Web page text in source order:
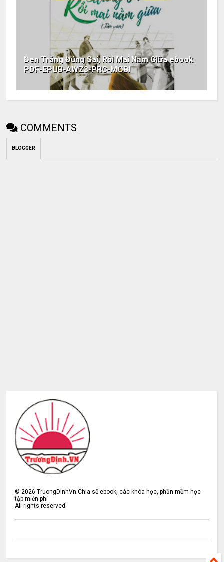
Đen Trắng Đúng Sai, Rồi Mai Nằm Giữa ebook
PDF-EPUB-AWZ3-PRC-MOBI
COMMENTS
BLOGGER
© 2026 TruongDinhVn Chia sẽ ebook, các khóa học, phần mềm học
tập miễn phí
All rights reserved.